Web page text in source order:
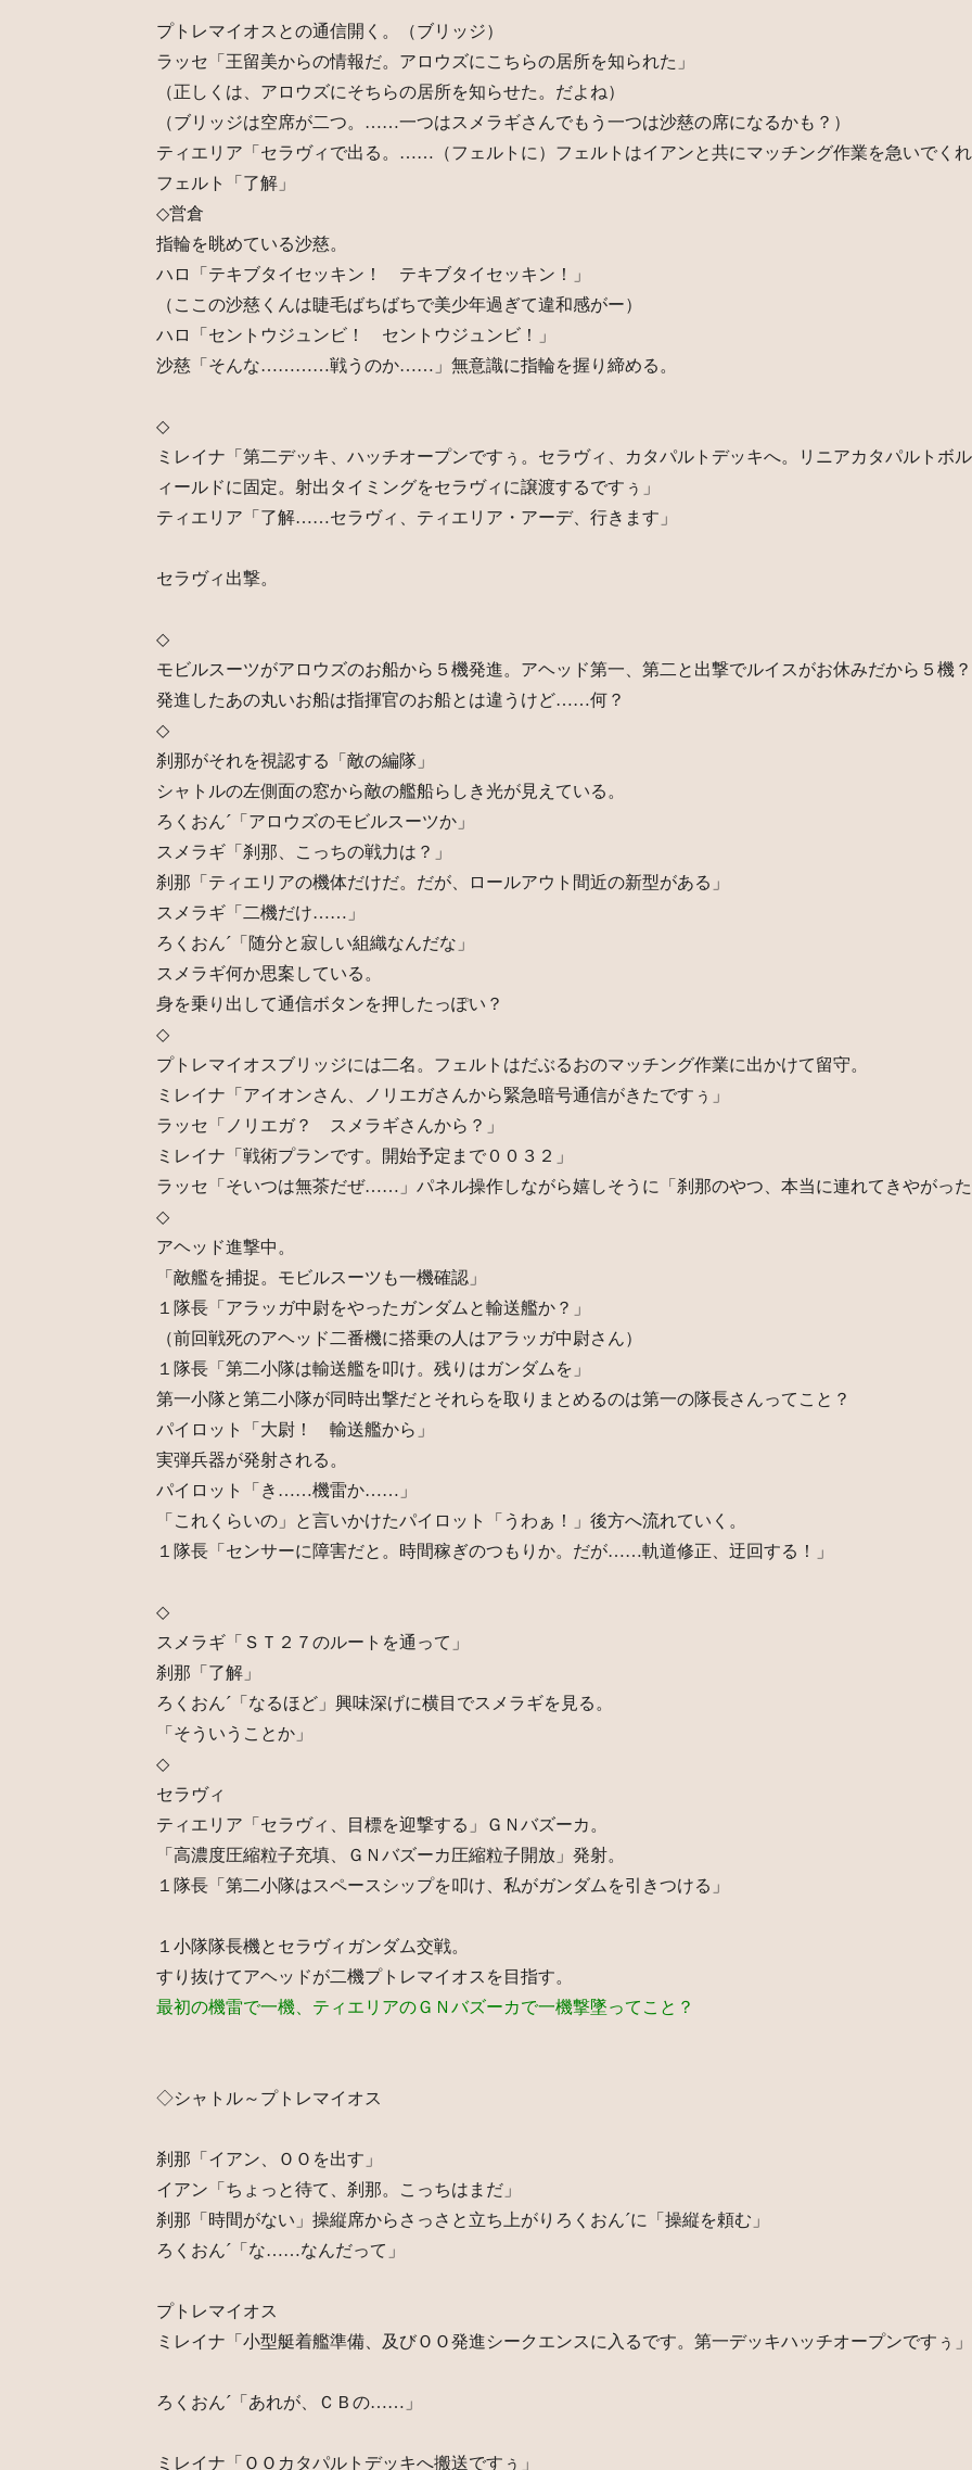
プトレマイオスとの通信開く。（ブリッジ）
ラッセ「王留美からの情報だ。アロウズにこちらの居所を知られた」
（正しくは、アロウズにそちらの居所を知らせた。だよね）
（ブリッジは空席が二つ。……一つはスメラギさんでもう一つは沙慈の席になるかも？）
ティエリア「セラヴィで出る。……（フェルトに）フェルトはイアンと共にマッチング作業を急いでく
フェルト「了解」
◇営倉
指輪を眺めている沙慈。
ハロ「テキブタイセッキン！ テキブタイセッキン！」
（ここの沙慈くんは睫毛ばちばちで美少年過ぎて違和感がー）
ハロ「セントウジュンビ！ セントウジュンビ！」
沙慈「そんな…………戦うのか……」無意識に指輪を握り締める。
◇
ミレイナ「第二デッキ、ハッチオープンですぅ。セラヴィ、カタパルトデッキへ。リニアカタパルトボ
ィールドに固定。射出タイミングをセラヴィに譲渡するですぅ」
ティエリア「了解……セラヴィ、ティエリア・アーデ、行きます」
セラヴィ出撃。
◇
モビルスーツがアロウズのお船から５機発進。アヘッド第一、第二と出撃でルイスがお休みだから５機？
発進したあの丸いお船は指揮官のお船とは違うけど……何？
◇
刹那がそれを視認する「敵の編隊」
シャトルの左側面の窓から敵の艦船らしき光が見えている。
ろくおん´「アロウズのモビルスーツか」
スメラギ「刹那、こっちの戦力は？」
刹那「ティエリアの機体だけだ。だが、ロールアウト間近の新型がある」
スメラギ「二機だけ……」
ろくおん´「随分と寂しい組織なんだな」
スメラギ何か思案している。
身を乗り出して通信ボタンを押したっぽい？
◇
プトレマイオスブリッジには二名。フェルトはだぶるおのマッチング作業に出かけて留守。
ミレイナ「アイオンさん、ノリエガさんから緊急暗号通信がきたですぅ」
ラッセ「ノリエガ？ スメラギさんから？」
ミレイナ「戦術プランです。開始予定まで００３２」
ラッセ「そいつは無茶だぜ……」パネル操作しながら嬉しそうに「刹那のやつ、本当に連れてきやがっ
◇
アヘッド進撃中。
「敵艦を捕捉。モビルスーツも一機確認」
１隊長「アラッガ中尉をやったガンダムと輸送艦か？」
（前回戦死のアヘッド二番機に搭乗の人はアラッガ中尉さん）
１隊長「第二小隊は輸送艦を叩け。残りはガンダムを」
第一小隊と第二小隊が同時出撃だとそれらを取りまとめるのは第一の隊長さんってこと？
パイロット「大尉！ 輸送艦から」
実弾兵器が発射される。
パイロット「き……機雷か……」
「これくらいの」と言いかけたパイロット「うわぁ！」後方へ流れていく。
１隊長「センサーに障害だと。時間稼ぎのつもりか。だが……軌道修正、迂回する！」
◇
スメラギ「ＳＴ２７のルートを通って」
刹那「了解」
ろくおん´「なるほど」興味深げに横目でスメラギを見る。
「そういうことか」
◇
セラヴィ
ティエリア「セラヴィ、目標を迎撃する」ＧＮバズーカ。
「高濃度圧縮粒子充填、ＧＮバズーカ圧縮粒子開放」発射。
１隊長「第二小隊はスペースシップを叩け、私がガンダムを引きつける」
１小隊隊長機とセラヴィガンダム交戦。
すり抜けてアヘッドが二機プトレマイオスを目指す。
最初の機雷で一機、ティエリアのＧＮバズーカで一機撃墜ってこと？
◇シャトル～プトレマイオス
刹那「イアン、ＯＯを出す」
イアン「ちょっと待て、刹那。こっちはまだ」
刹那「時間がない」操縦席からさっさと立ち上がりろくおん´に「操縦を頼む」
ろくおん´「な……なんだって」
プトレマイオス
ミレイナ「小型艇着艦準備、及びＯＯ発進シークエンスに入るです。第一デッキハッチオープンですぅ」
ろくおん´「あれが、ＣＢの……」
ミレイナ「ＯＯカタパルトデッキへ搬送ですぅ」